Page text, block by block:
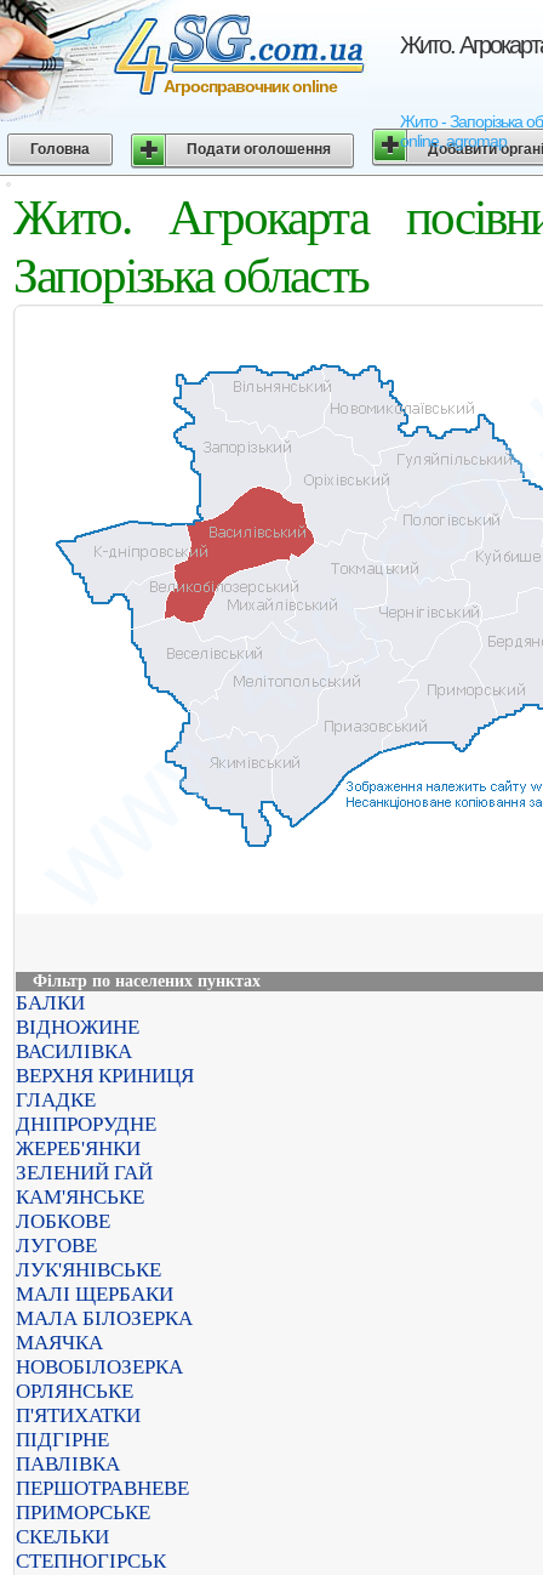
Жито.
Жито - Запорізька
online, agromap
Агросправочник online
Головна Подати оголошення Добавити
Жито. Агрокарта
Запорізька область
Фільтр по населених пунктах
БАЛКИ
ВІДНОЖИНЕ
ВАСИЛІВКА
ВЕРХНЯ КРИНИЦЯ
ГЛАДКЕ
ДНІПРОРУДНЕ
ЖЕРЕБ'ЯНКИ
ЗЕЛЕНИЙ ГАЙ
КАМ'ЯНСЬКЕ
ЛОБКОВЕ
ЛУГОВЕ
ЛУК'ЯНІВСЬКЕ
МАЛІ ЩЕРБАКИ
МАЛА БІЛОЗЕРКА
МАЯЧКА
НОВОБІЛОЗЕРКА
ОРЛЯНСЬКЕ
П'ЯТИХАТКИ
ПІДГІРНЕ
ПАВЛІВКА
ПЕРШОТРАВНЕВЕ
ПРИМОРСЬКЕ
СКЕЛЬКИ
СТЕПНОГІРСЬК